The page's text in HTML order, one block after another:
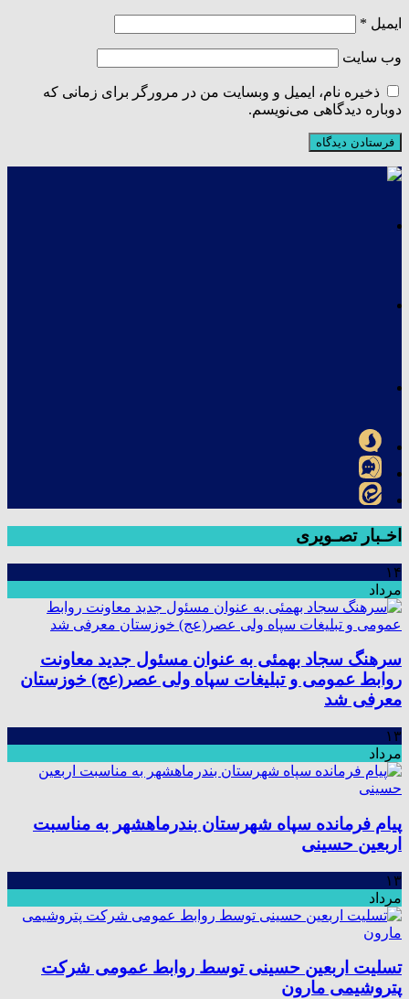
ایمیل *
وب‌ سایت
ذخیره نام، ایمیل و وبسایت من در مرورگر برای زمانی که
دوباره دیدگاهی می‌نویسم.
اخـبار تصـویری
۱۴
مرداد
سرهنگ سجاد بهمئی به عنوان مسئول جدید معاونت
روابط عمومی و تبلیغات سپاه ولی عصر(عج) خوزستان
معرفی شد
۱۳
مرداد
پیام فرمانده سپاه شهرستان بندرماهشهر به مناسبت
اربعین حسینی
۱۳
مرداد
تسلیت اربعین حسینی توسط روابط عمومی شرکت
پتروشیمی مارون